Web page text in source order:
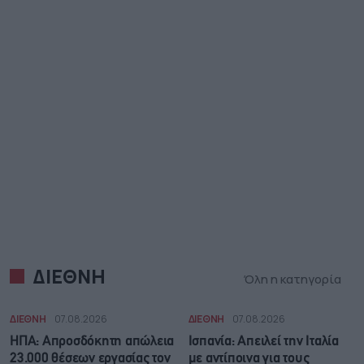
ΔΙΕΘΝΗ Όλη η κατηγορία
ΔΙΕΘΝΗ 07.08.2026
ΗΠΑ: Απροσδόκητη απώλεια
23.000 θέσεων εργασίας τον
ΔΙΕΘΝΗ 07.08.2026
Ισπανία: Απειλεί την Ιταλία
με αντίποινα για τους